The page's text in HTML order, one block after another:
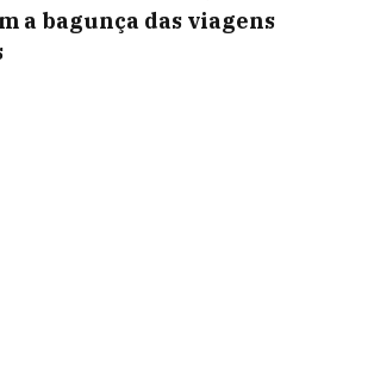
a bagunça das viagens